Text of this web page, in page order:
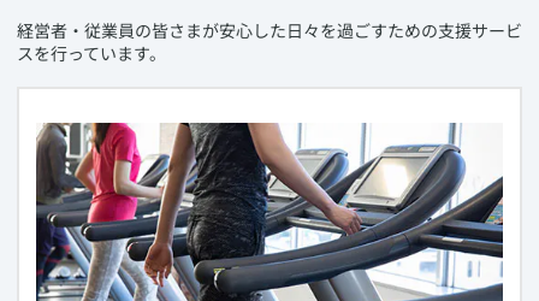
​経営者・従業員の皆さまが安心した日々を過ごすための支援サービ
スを行っています。